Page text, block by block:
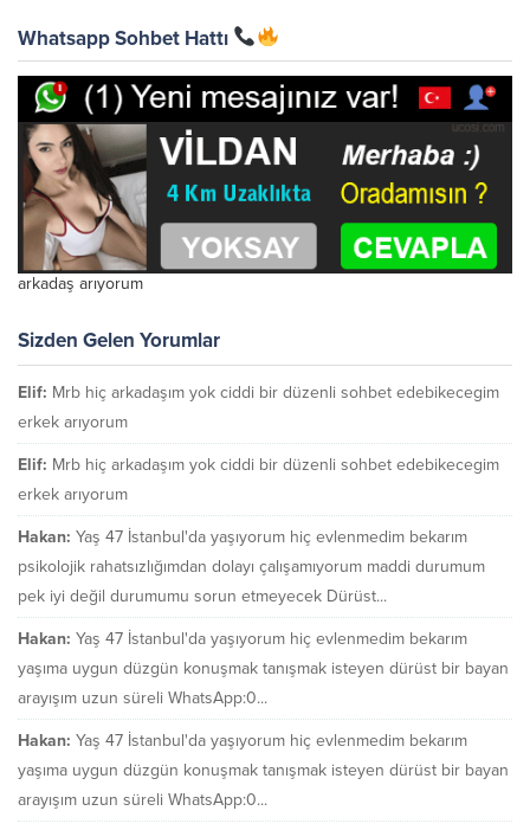
Whatsapp Sohbet Hattı
arkadaş arıyorum
Sizden Gelen Yorumlar
Elif: Mrb hiç arkadaşım yok ciddi bir düzenli sohbet edebikecegim
erkek arıyorum
Elif: Mrb hiç arkadaşım yok ciddi bir düzenli sohbet edebikecegim
erkek arıyorum
Hakan: Yaş 47 İstanbul'da yaşıyorum hiç evlenmedim bekarım
psikolojik rahatsızlığımdan dolayı çalışamıyorum maddi durumum
pek iyi değil durumumu sorun etmeyecek Dürüst...
Hakan: Yaş 47 İstanbul'da yaşıyorum hiç evlenmedim bekarım
yaşıma uygun düzgün konuşmak tanışmak isteyen dürüst bir bayan
arayışım uzun süreli WhatsApp:0...
Hakan: Yaş 47 İstanbul'da yaşıyorum hiç evlenmedim bekarım
yaşıma uygun düzgün konuşmak tanışmak isteyen dürüst bir bayan
arayışım uzun süreli WhatsApp:0...